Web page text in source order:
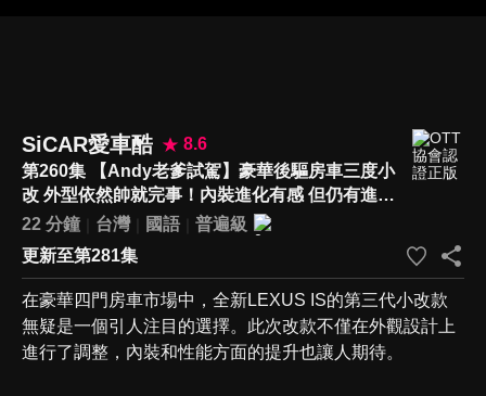
SiCAR愛車酷
8.6
第260集 【Andy老爹試駕】豪華後驅房車三度小
改 外型依然帥就完事！內裝進化有感 但仍有進步
空間！？｜LEXUS IS 300h F Sport｜
22 分鐘 台灣 國語
普遍級
更新至第281集
在豪華四門房車市場中，全新LEXUS IS的第三代小改款
無疑是一個引人注目的選擇。此次改款不僅在外觀設計上
進行了調整，內裝和性能方面的提升也讓人期待。